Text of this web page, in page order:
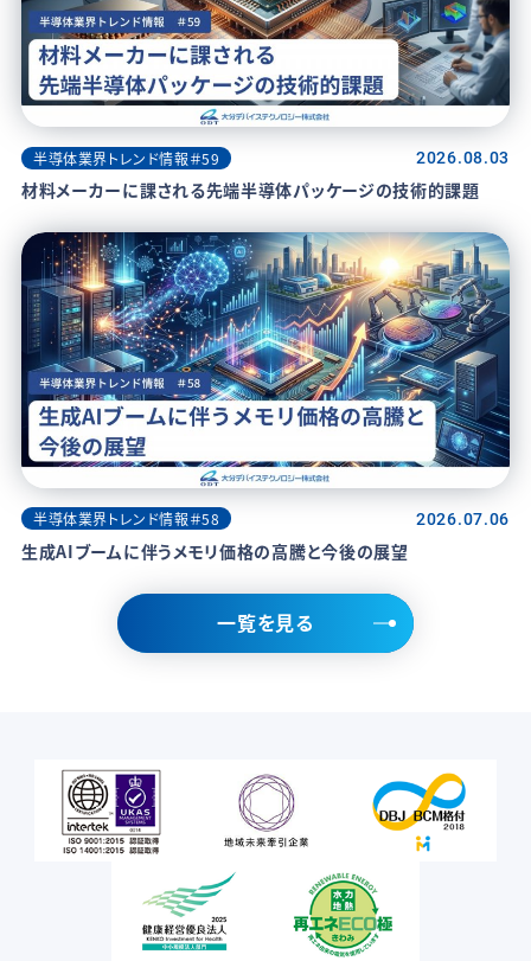
半導体業界トレンド情報＃59 2026.08.03
材料メーカーに課される先端半導体パッケージの技術的課題
半導体業界トレンド情報＃58 2026.07.06
生成AIブームに伴うメモリ価格の高騰と今後の展望
一覧を見る